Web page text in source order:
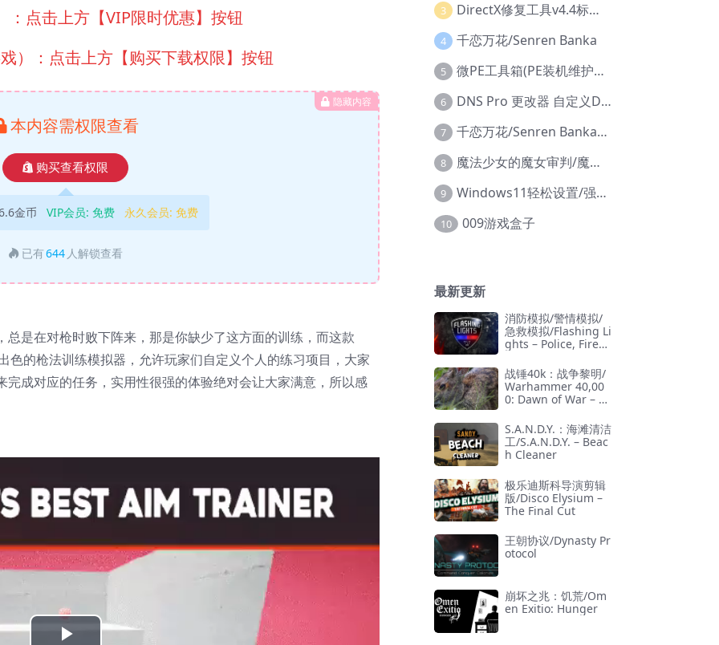
点击上方【VIP限时优惠】按钮
）：点击上方【购买下载权限】按钮
隐藏内容
本内容需权限查看
购买查看权限
金币 VIP会员: 免费 永久会员: 免费
已有644 人解锁查看
是在对枪时败下阵来，那是你缺少了这方面的训练，而这款
色的枪法训练模拟器，允许玩家们自定义个人的练习项目，大家
成对应的任务，实用性很强的体验绝对会让大家满意，所以感
3 DirectX修复工具v4.4标准版+增强版+在线修复版
4 千恋万花/Senren Banka
5 微PE工具箱(PE装机维护工具) v2.3官方正式版
6 DNS Pro 更改器 自定义DNS修改
7 千恋万花/Senren Banka/安卓版
8 魔法少女的魔女审判/魔法少女ノ魔女裁判
9 Windows11轻松设置/强力禁止WD等/兼容Win10
10 009游戏盒子
最新更新
消防模拟/警情模拟/
急救模拟/Flashing Li
ghts – Police, Firefi
Services Simulator
战锤40k：战争黎明/
Warhammer 40,00
0: Dawn of War – D
S.A.N.D.Y.：海滩清洁
工/S.A.N.D.Y. – Beac
h Cleaner
极乐迪斯科导演剪辑
版/Disco Elysium –
The Final Cut
王朝协议/Dynasty Pr
otocol
崩坏之兆：饥荒/Om
en Exitio: Hunger